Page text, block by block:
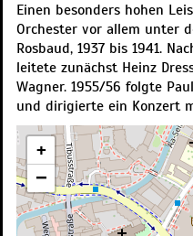
Einen besonders hohen
Orchester vor allem unter
Rosbaud, 1937 bis 1941.
leitete zunächst Heinz
Wagner. 1955/56 folgte
und dirigierte ein Konzert
+
−